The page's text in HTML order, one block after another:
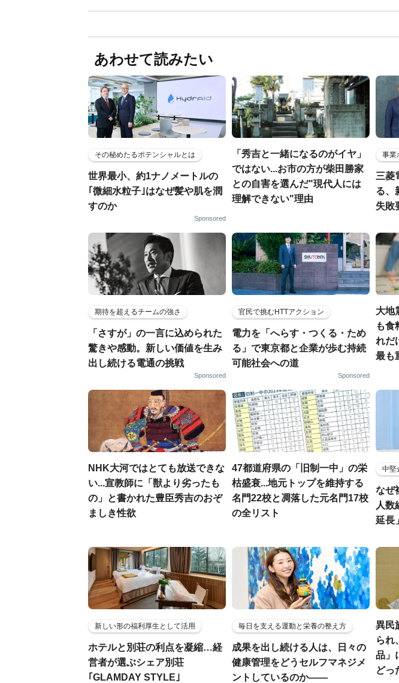
あわせて読みたい
その秘めたるポテンシャルとは
世界最小、約1ナノメートルの
｢微細水粒子｣はなぜ髪や肌を潤
すのか
Sponsored
「秀吉と一緒になるのがイヤ」
ではない...お市の方が柴田勝家
との自害を選んだ"現代人には
理解できない"理由
事業
三菱
る、
失敗
期待を超えるチームの強さ
「さすが」の一言に込められた
驚きや感動。新しい価値を生み
出し続ける電通の挑戦
Sponsored
官民で挑むHTTアクション
電力を「へらす・つくる・ため
る」で東京都と企業が歩む持続
可能社会への道
Sponsored
大地
も食
れだ
最も
NHK大河ではとても放送できな
い...宣教師に「獣より劣ったも
の」と書かれた豊臣秀吉のおぞ
ましき性欲
47都道府県の「旧制一中」の栄
枯盛衰...地元トップを維持する
名門22校と凋落した元名門17校
の全リスト
中堅
なぜ
人数
延長
新しい形の福利厚生として活用
ホテルと別荘の利点を凝縮…経
営者が選ぶシェア別荘
｢GLAMDAY STYLE｣
毎日を支える運動と栄養の整え方
成果を出し続ける人は、日々の
健康管理をどうセルフマネジメ
ントしているのか——
異民
られ
品」
どっ